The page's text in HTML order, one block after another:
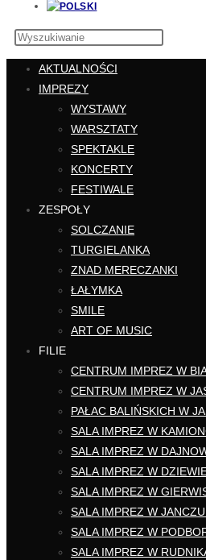
AKTUALNOŚCI
IMPREZY
WYSTAWY
WARSZTATY
SPEKTAKLE
KONCERTY
FESTIWALE
ZESPOŁY
SOLCZANIE
TURGIELANKA
ZNAD MERECZANKI
ŁAŁYMKA
SMILE
ART OF MUSIC
FILIE
CENTRUM IMPREZ W
CENTRUM IMPREZ W
PAŁAC BALIŃSKICH W
SALA IMPREZ W
SALA IMPREZ W
SALA IMPREZ W
SALA IMPREZ W
SALA IMPREZ W
SALA IMPREZ W
SALA IMPREZ W